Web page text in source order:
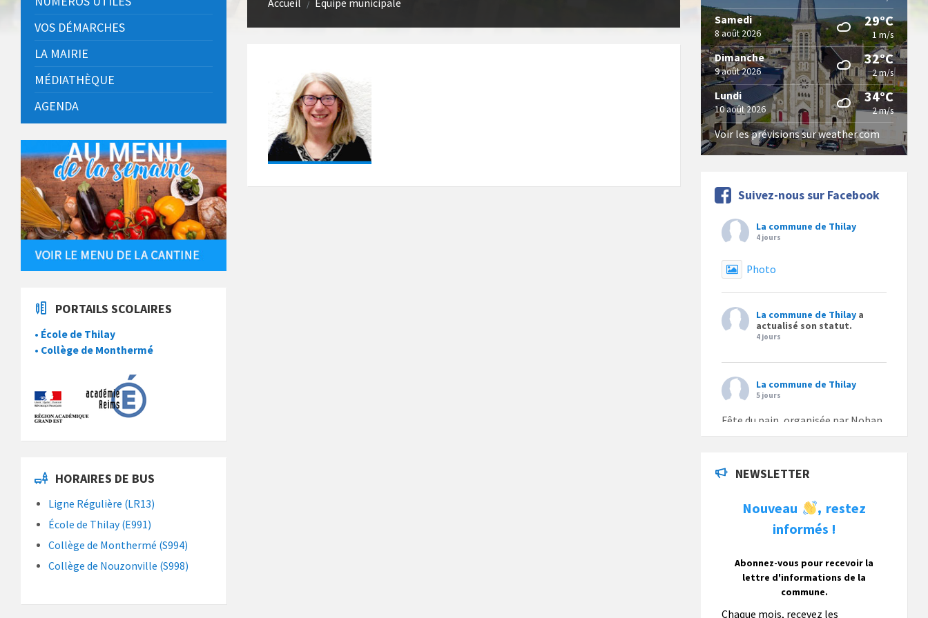
Accueil / Équipe municipale
VOS DÉMARCHES
LA MAIRIE
MÉDIATHÈQUE
AGENDA
PORTAILS SCOLAIRES
• École de Thilay
• Collège de Monthermé
HORAIRES DE BUS
Ligne Régulière (LR13)
École de Thilay (E991)
Collège de Monthermé (S994)
Collège de Nouzonville (S998)
Samedi
8 août 2026
29°C
1 m/s
Dimanche
9 août 2026
32°C
2 m/s
Lundi
10 août 2026
34°C
2 m/s
Voir les prévisions sur weather.com
Suivez-nous sur Facebook
La commune de Thilay
4 jours
Photo
La commune de Thilay a
actualisé son statut.
4 jours
La commune de Thilay
5 jours
Fête du pain, organisée par Nohan
Loisirs dimanche 9 août.
1 semaine
La commune de Thilay souhaite
également les visiteurs à son
bulletin municipal annuel en
organisant un concours photo
gratuit OUVERT À TOUS.
Vous pouvez envoyer vos photo
NEWSLETTER
Nouveau , restez
informés !
Abonnez-vous pour recevoir la
lettre d'informations de la
commune.
Chaque mois, recevez les